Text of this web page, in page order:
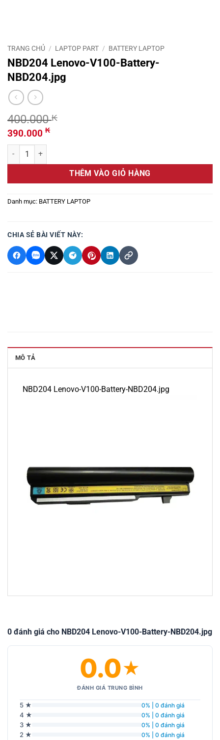
TRANG CHỦ / LAPTOP PART / BATTERY LAPTOP
NBD204 Lenovo-V100-Battery-
NBD204.jpg
400.000₭
Giá
gốc
là:
400.000 ₭.
390.000 ₭Giá
là:
390.000 ₭.
NBD204 Lenovo-V100-Battery-NBD204.jpg số lượng
THÊM VÀO GIỎ HÀNG
Danh mục: BATTERY LAPTOP
CHIA SẺ BÀI VIẾT NÀY:
MÔ TẢ
NBD204 Lenovo-V100-Battery-NBD204.jpg
0 đánh giá cho NBD204 Lenovo-V100-Battery-NBD204.jpg
0.0★
ĐÁNH GIÁ TRUNG BÌNH
5 ★ 0% | 0 đánh giá
4 ★ 0% | 0 đánh giá
3 ★ 0% | 0 đánh giá
2 ★ 0% | 0 đánh giá